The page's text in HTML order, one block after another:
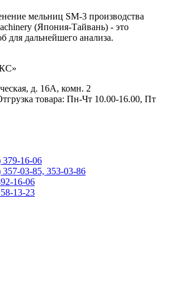
мельниц SM-3 производства
(Япония-Тайвань) - это
для дальнейшего анализа.
д. 16А, комн. 2
товара: Пн-Чт 10.00-16.00, Пт
379-16-06
357-03-85, 353-03-86
16-06
13-23